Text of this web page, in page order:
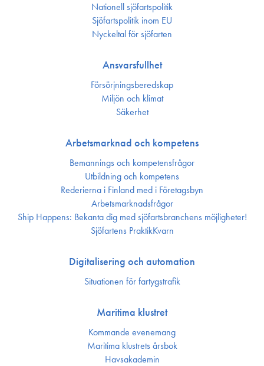
Nationell sjöfartspolitik
Sjöfarts­politik inom EU
Nyckeltal för sjöfarten
Ansvarsfullhet
Försörjnings­beredskap
Miljön och klimat
Säkerhet
Arbetsmarknad och kompetens
Bemannings och kompetens­frågor
Utbildning och kompetens
Rederierna i Finland med i Företagsbyn
Arbetsmarknadsfrågor
Ship Happens: Bekanta dig med sjöfartsbranchens möjligheter!
Sjöfartens PraktikKvarn
Digitalisering och automation
Situationen för fartygstrafik
Maritima klustret
Kommande evenemang
Maritima klustrets årsbok
Havsakademin